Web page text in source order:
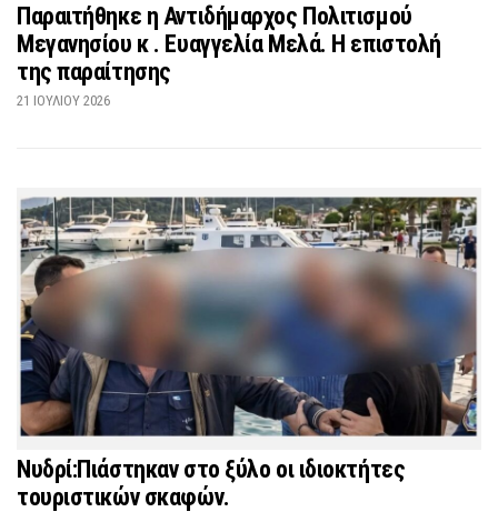
Παραιτήθηκε η Αντιδήμαρχος Πολιτισμού
Μεγανησίου κ . Ευαγγελία Μελά. Η επιστολή
της παραίτησης
21 ΙΟΥΛΊΟΥ 2026
Νυδρί:Πιάστηκαν στο ξύλο οι ιδιοκτήτες
τουριστικών σκαφών.